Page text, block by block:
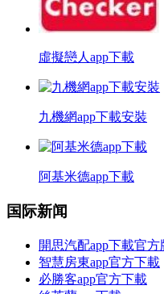
虛擬戀人app下載
九機網app下載安裝
阿基米德app下載
国际新闻
開思汽配app下載官方
智慧房東app官方下載
必勝客app官方下載